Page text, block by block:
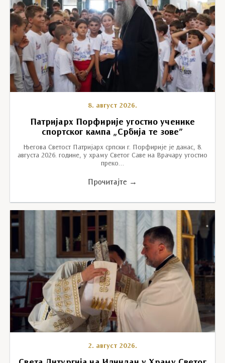
8. август 2026.
Патријарх Порфирије угостио ученике
спортског кампа „Србија те зове”
Његова Светост Патријарх српски г. Порфирије је данас, 8.
августа 2026. године, у храму Светог Саве на Врачару угостио
преко…
Прочитајте →
2. август 2026.